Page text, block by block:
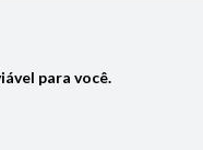
para você.